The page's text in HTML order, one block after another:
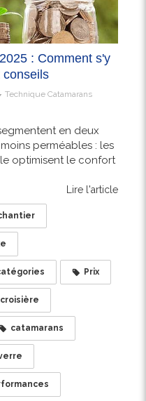
: Comment s'y
conseils
Technique Catamarans
en deux
perméables : les
optimisent le confort
Lire l'article
Prix
croisière
catamarans